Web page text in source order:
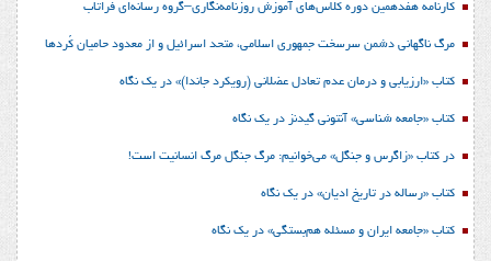
کارنامه هفدهمین دوره کلاس‌های آموزش روزنامه‌نگاری–گروه رسانه‌ای فراتاب
مرگ ناگهانی دشمن سرسخت جمهوری اسلامی، متحد اسرائیل و از معدود حامیان کُردها
کتاب «ارزیابی و درمان عدم تعادل عضلانی (رویکرد جاندا)» در یک نگاه
کتاب «جامعه شناسی» آنتونی گیدنز در یک نگاه
در کتاب «زاگرس و جنگل» می‌خوانیم: مرگ جنگل مرگ انسانیت است!
کتاب «رساله در تاریخ ادیان» در یک نگاه
کتاب «جامعه ایران و مسئله هم‌بستگی» در یک نگاه